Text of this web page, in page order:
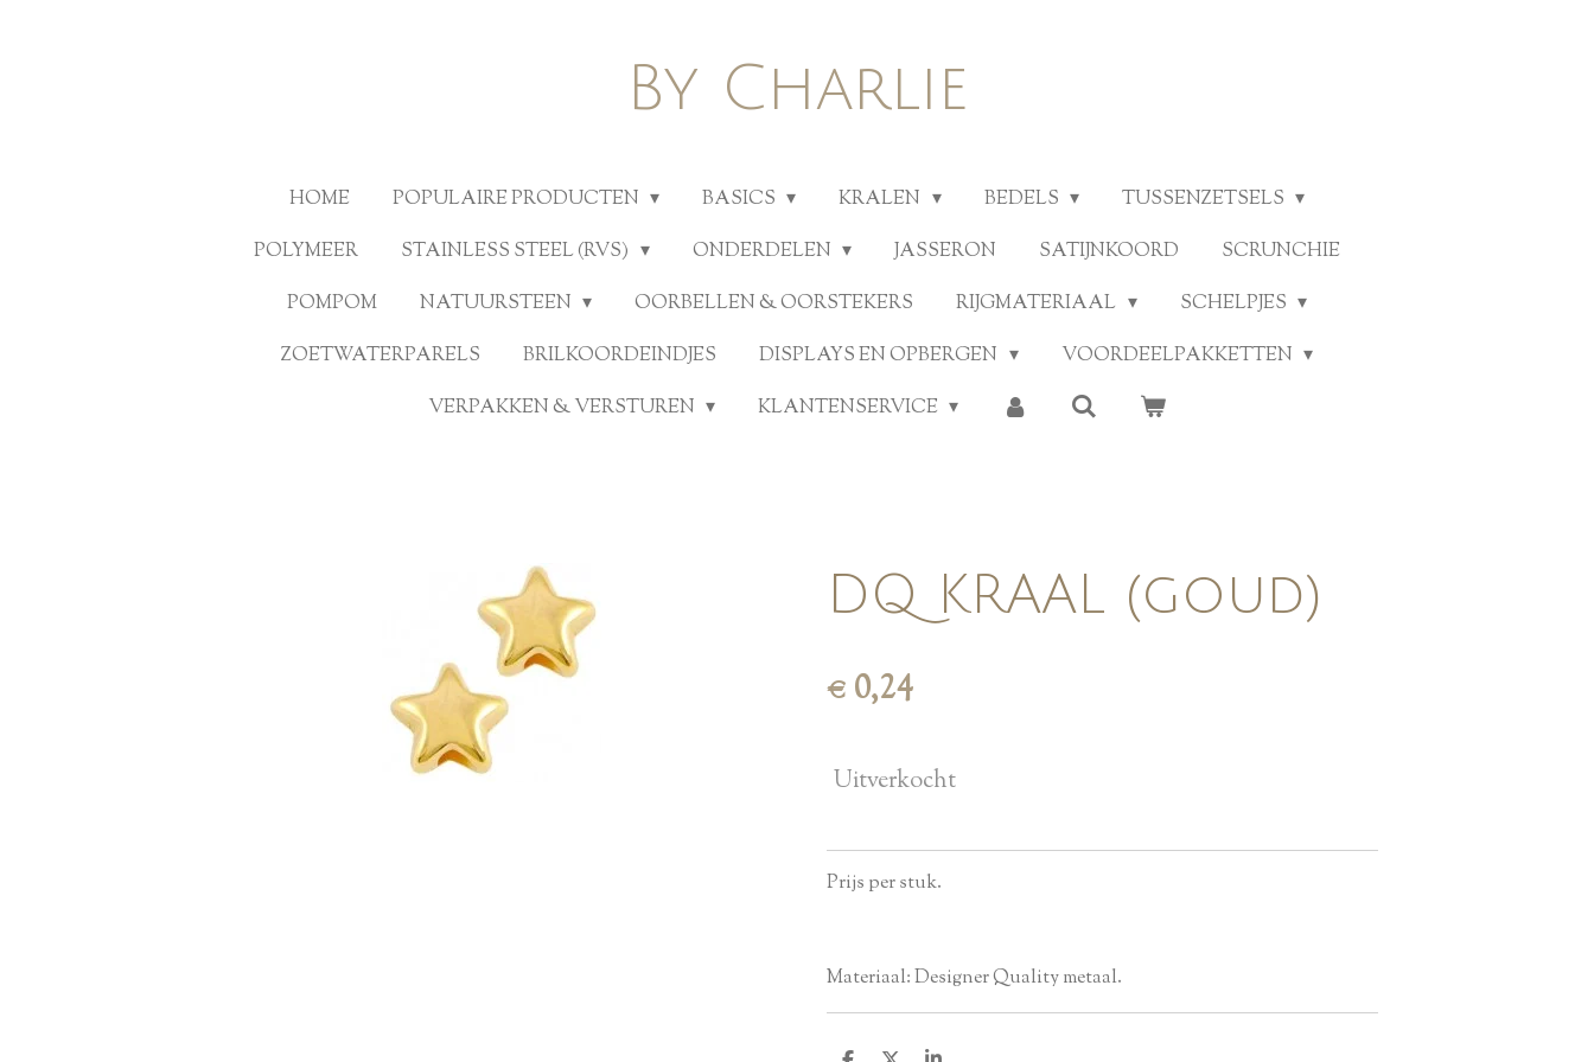
By Charlie
HOME POPULAIRE PRODUCTEN BASICS KRALEN BEDELS
TUSSENZETSELS
POLYMEER
STAINLESS STEEL (RVS) ONDERDELEN JASSERON SATIJNKOORD
SCRUNCHIE
POMPOM
NATUURSTEEN OORBELLEN & OORSTEKERS RIJGMATERIAAL
SCHELPJES
ZOETWATERPARELS
BRILKOORDEINDJES DISPLAYS EN OPBERGEN
VOORDEELPAKKETTEN
VERPAKKEN & VERSTUREN
KLANTENSERVICE
DQ KRAAL (goud)
€ 0,24
Uitverkocht
Prijs per stuk.
Materiaal: Designer Quality metaal.